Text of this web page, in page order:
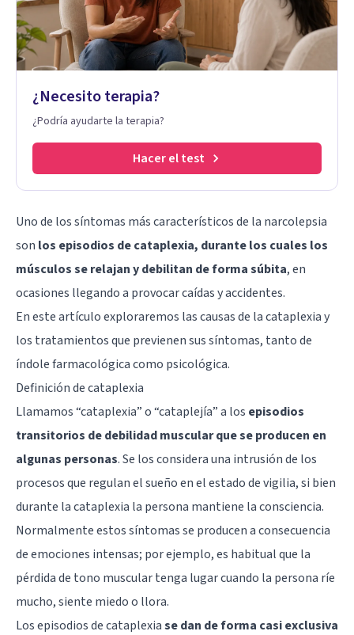
¿Necesito terapia?
¿Podría ayudarte la terapia?
Hacer el test
Uno de los síntomas más característicos de la narcolepsia
son los episodios de cataplexia, durante los cuales los
músculos se relajan y debilitan de forma súbita, en
ocasiones llegando a provocar caídas y accidentes.
En este artículo exploraremos las causas de la cataplexia y
los tratamientos que previenen sus síntomas, tanto de
índole farmacológica como psicológica.
Definición de cataplexia
Llamamos “cataplexia” o “cataplejía” a los episodios
transitorios de debilidad muscular que se producen en
algunas personas. Se los considera una intrusión de los
procesos que regulan el sueño en el estado de vigilia, si bien
durante la cataplexia la persona mantiene la consciencia.
Normalmente estos síntomas se producen a consecuencia
de emociones intensas; por ejemplo, es habitual que la
pérdida de tono muscular tenga lugar cuando la persona ríe
mucho, siente miedo o llora.
Los episodios de cataplexiase dan de forma casi exclusiva